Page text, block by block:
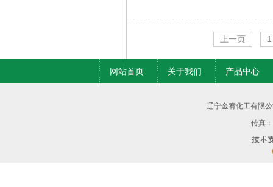
上一页 1
网站首页 关于我们 产品中心
辽宁金宥化工有限
传真